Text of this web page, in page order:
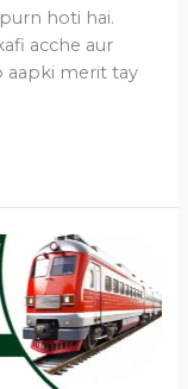
hoti hai.
acche aur
aapki merit tay